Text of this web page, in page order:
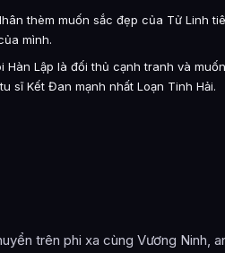
thèm muốn sắc đẹp của Tử Linh
mình.
Hàn Lập là đối thủ cạnh tranh và
sĩ Kết Đan mạnh nhất Loạn Tinh Hải.
trên phi xa cùng Vương Ninh,